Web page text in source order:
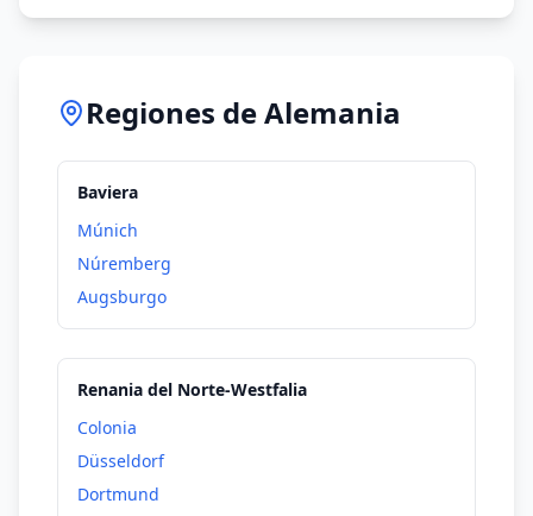
Budapest
Helsinki
Lisboa
Londres
Luxemburgo
Regiones de Alemania
Baviera
Múnich
Núremberg
Augsburgo
Renania del Norte-Westfalia
Colonia
Düsseldorf
Dortmund